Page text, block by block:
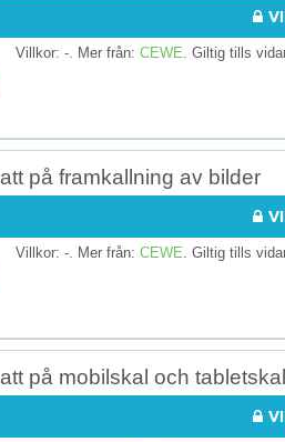
Villkor: -. Mer från: CEWE . Giltig tills
på framkallning av bilder
Villkor: -. Mer från: CEWE . Giltig tills
på mobilskal och tabletskal